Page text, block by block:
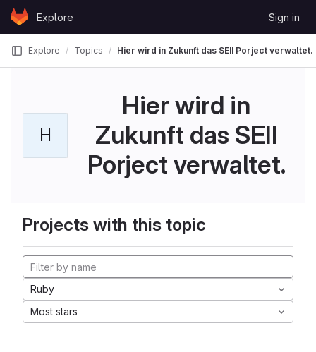
Skip to content
GitLabExplore Sign in
Explore Topics Hier wird in Zukunft das SEII Porject verwaltet.
H
Hier wird in
Zukunft das SEII
Porject verwaltet.
Projects with this topic
Ruby
Most stars